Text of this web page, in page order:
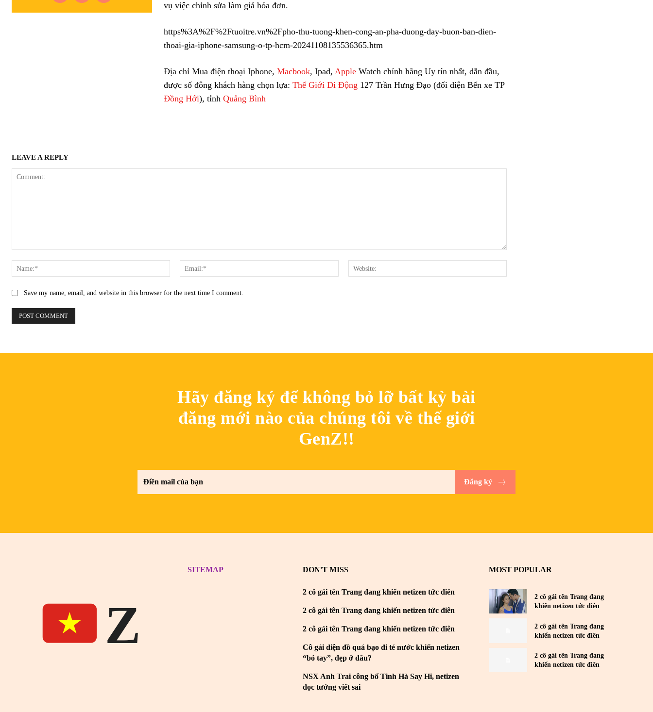
vụ việc chỉnh sửa làm giả hóa đơn.
https%3A%2F%2Ftuoitre.vn%2Fpho-thu-tuong-khen-cong-an-pha-duong-day-buon-ban-dien-
thoai-gia-iphone-samsung-o-tp-hcm-20241108135536365.htm
Địa chỉ Mua điện thoại Iphone, Macbook, Ipad, AppleWatch chính hãng Uy tín nhất, dẫn đầu,
được số đông khách hàng chọn lựa: Thế Giới Di Động 127 Trần Hưng Đạo (đối diện Bến xe TP
Đồng Hới), tỉnh Quảng Bình
LEAVE A REPLY
Name:*
Email:*
Save my name, email, and website in this browser for the next time I comment.
Hãy đăng ký để không bỏ lỡ bất kỳ bài
đăng mới nào của chúng tôi về thế giới
GenZ!!
Đăng ký
Z
SITEMAP DON'T MISS
2 cô gái tên Trang đang khiến netizen tức điên
2 cô gái tên Trang đang khiến netizen tức điên
2 cô gái tên Trang đang khiến netizen tức điên
Cô gái diện đồ quá bạo đi té nước khiến netizen
“bó tay”, đẹp ở đâu?
NSX Anh Trai công bố Tinh Hà Say Hi, netizen
đọc tưởng viết sai
MOST POPULAR
2 cô gái tên Trang đang
khiến netizen tức điên
2 cô gái tên Trang đang
khiến netizen tức điên
2 cô gái tên Trang đang
khiến netizen tức điên